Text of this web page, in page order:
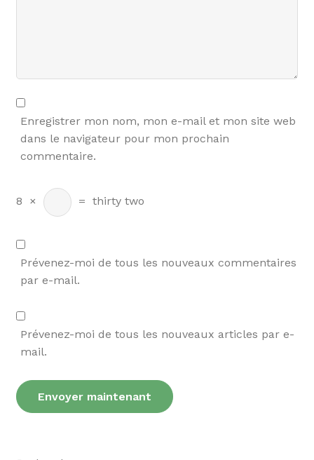
Enregistrer mon nom, mon e-mail et mon site web
dans le navigateur pour mon prochain
commentaire.
8 × = thirty two
Prévenez-moi de tous les nouveaux commentaires
par e-mail.
Prévenez-moi de tous les nouveaux articles par e-
mail.